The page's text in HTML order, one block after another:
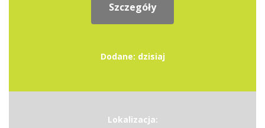
Szczegóły
Dodane: dzisiaj
Lokalizacja: